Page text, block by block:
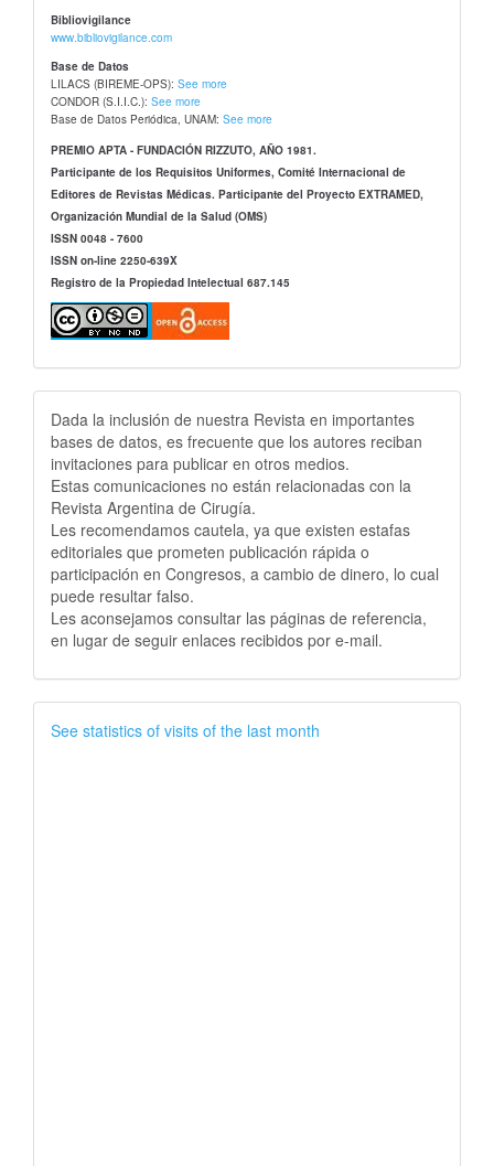
Bibliovigilance
www.bibliovigilance.com
Base de Datos
LILACS (BIREME-OPS): See more
CONDOR (S.I.I.C.): See more
Base de Datos Periódica, UNAM: See more
PREMIO APTA - FUNDACIÓN RIZZUTO, AÑO 1981.
Participante de los Requisitos Uniformes, Comité Internacional de
Editores de Revistas Médicas. Participante del Proyecto EXTRAMED,
Organización Mundial de la Salud (OMS)
ISSN 0048 - 7600
ISSN on-line 2250-639X
Registro de la Propiedad Intelectual 687.145
Publicidad
Dada la inclusión de nuestra Revista en importantes
bases de datos, es frecuente que los autores reciban
invitaciones para publicar en otros medios.
Estas comunicaciones no están relacionadas con la
Revista Argentina de Cirugía.
Les recomendamos cautela, ya que existen estafas
editoriales que prometen publicación rápida o
participación en Congresos, a cambio de dinero, lo cual
puede resultar falso.
Les aconsejamos consultar las páginas de referencia,
en lugar de seguir enlaces recibidos por e-mail.
See statistics of visits of the last month